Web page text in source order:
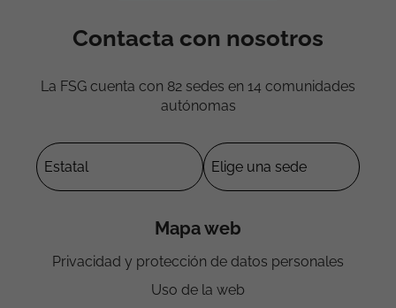
Contacta con nosotros
La FSG cuenta con 82 sedes en 14 comunidades
autónomas
Mapa web
Privacidad y protección de datos personales
Uso de la web